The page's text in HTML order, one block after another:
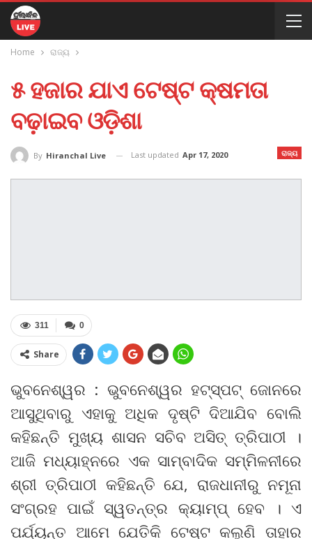
Home ରାଜ୍ୟ
୫ ହଜାର ଯାଏ ଟେଷ୍ଟ କ୍ଷମତା
ବଢ଼ାଇବ ଓଡ଼ିଶା
ରାଜ୍ୟ
By Hiranchal Live Last updated Apr 17, 2020
0
311
Share
ଭୁବନେଶ୍ୱର : ଭୁବନେଶ୍ୱର ହଟ୍‌ସ୍ପଟ୍ ଜୋନରେ
ଆସୁଥିବାରୁ ଏହାକୁ ଅଧିକ ଦୃଷ୍ଟି ଦିଆଯିବ ବୋଲି
କହିଛନ୍ତି ମୁଖ୍ୟ ଶାସନ ସଚିବ ଅସିତ୍ ତ୍ରିପାଠୀ ।
ଆଜି ମଧ୍ୟାହ୍ନରେ ଏକ ସାମ୍ବାଦିକ ସମ୍ମିଳନୀରେ
ଶ୍ରୀ ତ୍ରିପାଠୀ କହିଛନ୍ତି ଯେ, ରାଜଧାନୀରୁ ନମୂନା
ସଂଗ୍ରହ ପାଇଁ ସ୍ୱତନ୍ତ୍ର କ୍ୟାମ୍ପ୍ ହେବ । ଏ
ପର୍ଯ୍ୟନ୍ତ ଆମେ ଯେତିକି ଟେଷ୍ଟ କଲୁଣି ତାହାର